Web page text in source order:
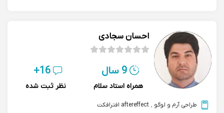
احسان سجادی
9 سال
همراه استاد سلام
16+
نظر ثبت شده
طراحی آرم و لوگو , aftereffect افترافکت